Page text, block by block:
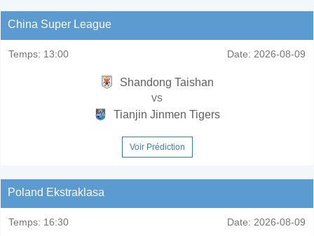
China Super League
Temps: 13:00 Date: 2026-08-09
Shandong Taishan
vs
Tianjin Jinmen Tigers
Voir Prédiction
Poland Ekstraklasa
Temps: 16:30 Date: 2026-08-09